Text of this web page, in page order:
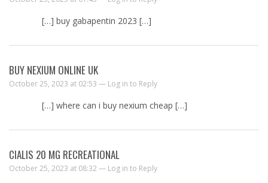
[…] buy gabapentin 2023 […]
BUY NEXIUM ONLINE UK
October 25, 2023 at 02:53 — Log in to Reply
[…] where can i buy nexium cheap […]
CIALIS 20 MG RECREATIONAL
October 25, 2023 at 08:32 — Log in to Reply